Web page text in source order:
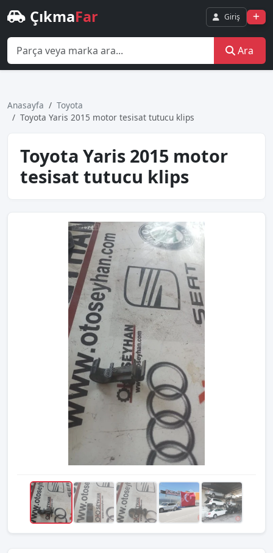
ÇıkmaFar Giriş
Ara
Anasayfa
Toyota
Toyota Yaris 2015 motor tesisat tutucu klips
Toyota Yaris 2015 motor
tesisat tutucu klips